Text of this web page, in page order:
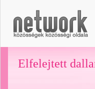
Elfelejtett